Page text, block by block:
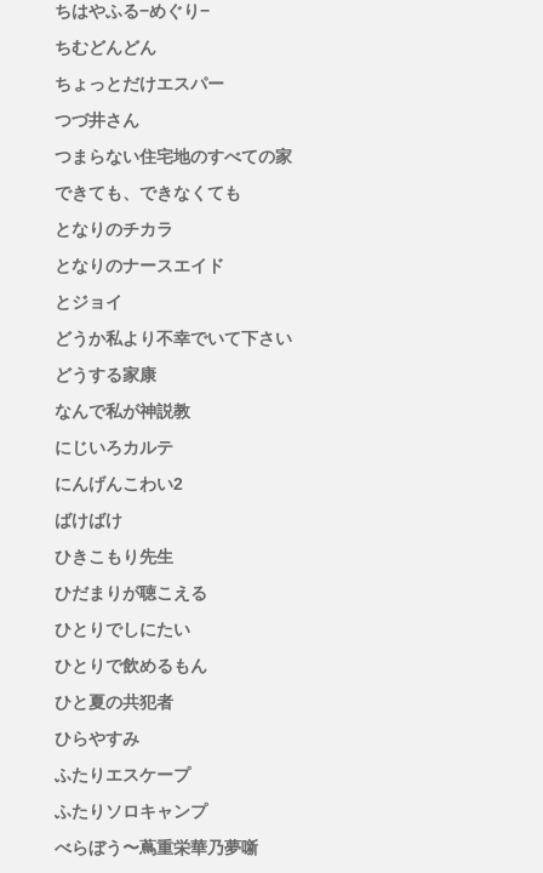
ちはやふる−めぐり−
ちむどんどん
ちょっとだけエスパー
つづ井さん
つまらない住宅地のすべての家
できても、できなくても
となりのチカラ
となりのナースエイド
とジョイ
どうか私より不幸でいて下さい
どうする家康
なんで私が神説教
にじいろカルテ
にんげんこわい2
ばけばけ
ひきこもり先生
ひだまりが聴こえる
ひとりでしにたい
ひとりで飲めるもん
ひと夏の共犯者
ひらやすみ
ふたりエスケープ
ふたりソロキャンプ
べらぼう〜蔦重栄華乃夢噺